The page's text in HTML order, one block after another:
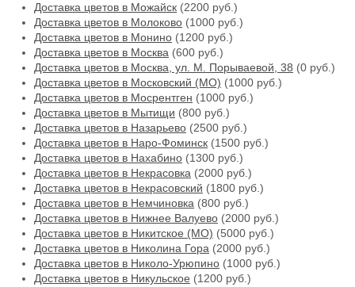
Доставка цветов в Можайск (2200 руб.)
Доставка цветов в Молоково (1000 руб.)
Доставка цветов в Монино (1200 руб.)
Доставка цветов в Москва (600 руб.)
Доставка цветов в Москва, ул. М. Порываевой, 38 (0 руб.)
Доставка цветов в Московский (МО) (1000 руб.)
Доставка цветов в Мосрентген (1000 руб.)
Доставка цветов в Мытищи (800 руб.)
Доставка цветов в Назарьево (2500 руб.)
Доставка цветов в Наро-Фоминск (1500 руб.)
Доставка цветов в Нахабино (1300 руб.)
Доставка цветов в Некрасовка (2000 руб.)
Доставка цветов в Некрасовский (1800 руб.)
Доставка цветов в Немчиновка (800 руб.)
Доставка цветов в Нижнее Валуево (2000 руб.)
Доставка цветов в Никитское (МО) (5000 руб.)
Доставка цветов в Николина Гора (2000 руб.)
Доставка цветов в Николо-Урюпино (1000 руб.)
Доставка цветов в Никульское (1200 руб.)